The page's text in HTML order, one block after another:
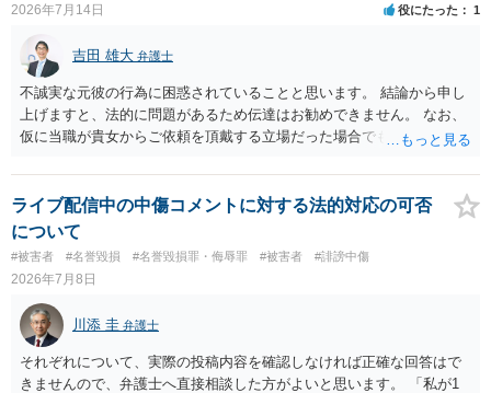
2026年7月14日 役にたった 1
吉田 雄大 弁護士
不誠実な元彼の行為に困惑されていることと思います。 結論から申し
上げますと、法的に問題があるため伝達はお勧めできません。 なお、
仮に当職が貴女からご依頼を頂戴する立場だった場合でも、女性の夫
す。 文書偽造の事実を当該男性に伝達することは、事実上、妻が不倫
していたことを伝えるのと同じ効果をもちます。もちろん不倫はよく
ないことですが、それを別の方（とりわけ、女性にとって最も知られ
たくない相手である夫）に事実上であれ伝えることは別の法的問題
（プライバシー権侵害の問題）が発生します。
ライブ配信中の中傷コメントに対する法的対応の可否
について
#被害者 #名誉毀損 #名誉毀損罪・侮辱罪 #被害者 #誹謗中傷
2026年7月8日
川添 圭 弁護士
それぞれについて、実際の投稿内容を確認しなければ正確な回答はで
きませんので、弁護士へ直接相談した方がよいと思います。 「私が1